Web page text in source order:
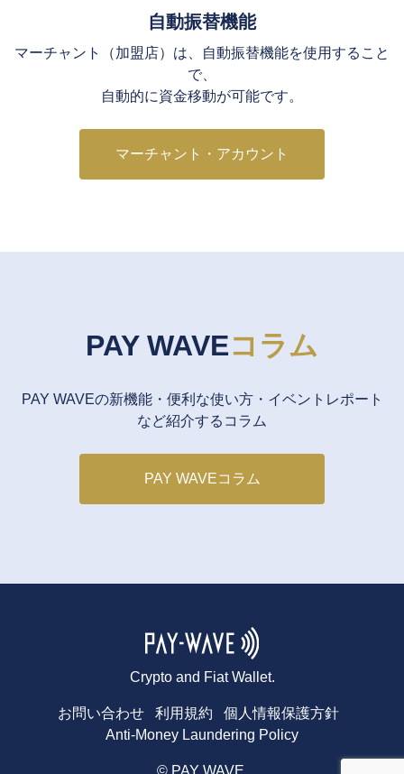
自動振替機能
マーチャント（加盟店）は、自動振替機能を使用すること
で、
自動的に資金移動が可能です。
マーチャント・アカウント
PAY WAVEコラム
PAY WAVEの新機能・便利な使い方・イベントレポート
など紹介するコラム
PAY WAVEコラム
Crypto and Fiat Wallet.
お問い合わせ 利用規約
個人情報保護方針
Anti-Money Laundering Policy
© PAY WAVE.